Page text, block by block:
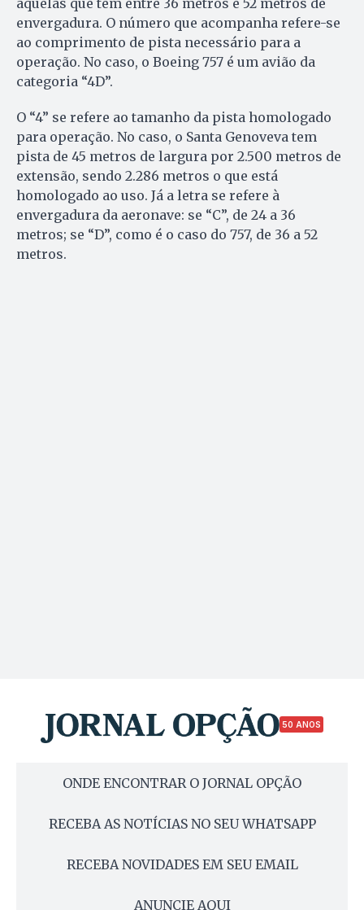
envergadura. O número que acompanha refere-se
ao comprimento de pista necessário para a
operação. No caso, o Boeing 757 é um avião da
categoria “4D”.
O “4” se refere ao tamanho da pista homologado
para operação. No caso, o Santa Genoveva tem
pista de 45 metros de largura por 2.500 metros de
extensão, sendo 2.286 metros o que está
homologado ao uso. Já a letra se refere à
envergadura da aeronave: se “C”, de 24 a 36
metros; se “D”, como é o caso do 757, de 36 a 52
metros.
50 ANOS
ONDE ENCONTRAR O JORNAL OPÇÃO
RECEBA AS NOTÍCIAS NO SEU WHATSAPP
RECEBA NOVIDADES EM SEU EMAIL
ANUNCIE AQUI